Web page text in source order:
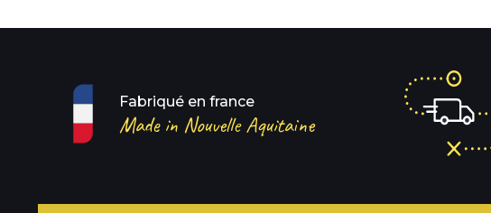
Fabriqué en france
Made in Nouvelle Aquitaine